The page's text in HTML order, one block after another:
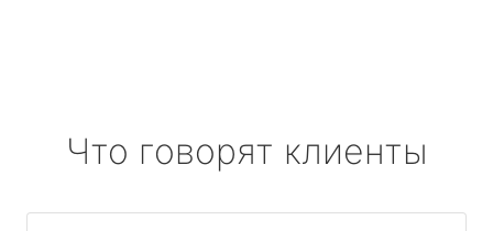
Что говорят клиенты